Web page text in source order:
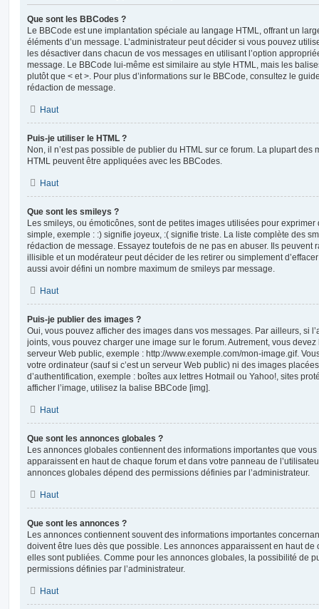
Que sont les BBCodes ?
Le BBCode est une implantation spéciale au langage HTML, offrant un
éléments d’un message. L’administrateur peut décider si vous pouvez
les désactiver dans chacun de vos messages en utilisant l’option
message. Le BBCode lui-même est similaire au style HTML, mais les
plutôt que < et >. Pour plus d’informations sur le BBCode, consultez le
rédaction de message.
Haut
Puis-je utiliser le HTML ?
Non, il n’est pas possible de publier du HTML sur ce forum. La plupart des
HTML peuvent être appliquées avec les BBCodes.
Haut
Que sont les smileys ?
Les smileys, ou émoticônes, sont de petites images utilisées pour
simple, exemple : :) signifie joyeux, :( signifie triste. La liste complète des
rédaction de message. Essayez toutefois de ne pas en abuser. Ils peuvent
illisible et un modérateur peut décider de les retirer ou simplement
aussi avoir défini un nombre maximum de smileys par message.
Haut
Puis-je publier des images ?
Oui, vous pouvez afficher des images dans vos messages. Par ailleurs, si
joints, vous pouvez charger une image sur le forum. Autrement, vous
serveur Web public, exemple : http://www.exemple.com/mon-image.gif.
votre ordinateur (sauf si c’est un serveur Web public) ni des images
d’authentification, exemple : boîtes aux lettres Hotmail ou Yahoo!, sites
afficher l’image, utilisez la balise BBCode [img].
Haut
Que sont les annonces globales ?
Les annonces globales contiennent des informations importantes que
apparaissent en haut de chaque forum et dans votre panneau de
annonces globales dépend des permissions définies par l’administrateur.
Haut
Que sont les annonces ?
Les annonces contiennent souvent des informations importantes
doivent être lues dès que possible. Les annonces apparaissent en haut
elles sont publiées. Comme pour les annonces globales, la possibilité de
permissions définies par l’administrateur.
Haut